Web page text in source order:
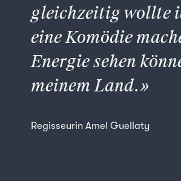
gleichzeitig wollte
eine Komödie
Energie sehen
meinem Land.
Regisseurin Amel Guellaty